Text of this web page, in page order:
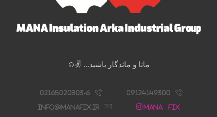
مانا و ماندگار باشید... ✌️☺️
09124149300
02165020803-6
Mana__fix
info@manafix.ir